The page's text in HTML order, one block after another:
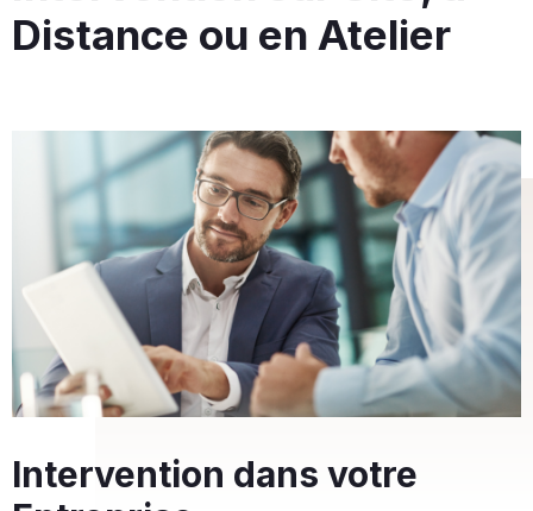
Distance ou en Atelier
Intervention dans votre